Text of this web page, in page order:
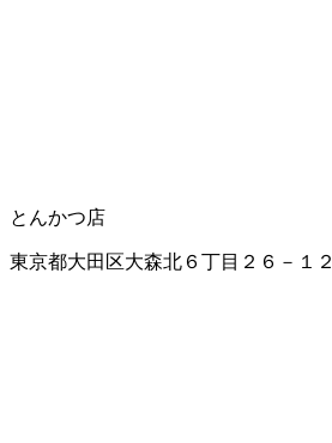
とんかつ店
東京都大田区大森北６丁目２６－１２